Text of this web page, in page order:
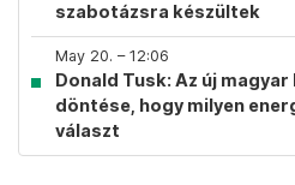
szabotázsra készültek
May 20. – 12:06
Donald Tusk: Az új
döntése, hogy milyen
választ